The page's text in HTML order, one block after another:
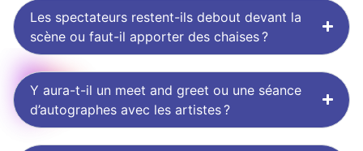
Les spectateurs restent-ils debout devant la
scène ou faut-il apporter des chaises ?
Y aura-t-il un meet and greet ou une séance
d’autographes avec les artistes ?